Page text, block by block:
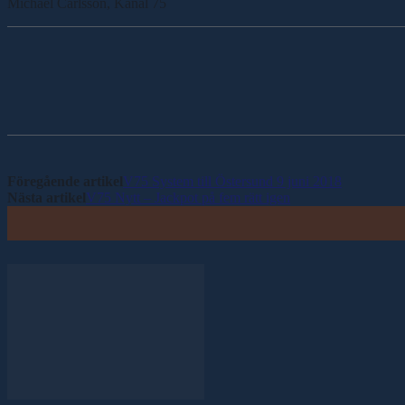
Michael Carlsson, Kanal 75
Föregående artikelV75 System till Östersund 9 juni 2018
Nästa artikelV75 Nytt – Jackpot på fem rätt igen